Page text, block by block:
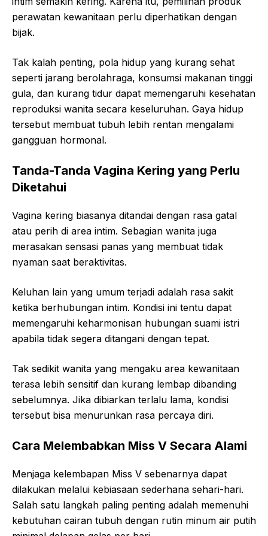
perawatan kewanitaan perlu diperhatikan dengan
bijak.
Tak kalah penting, pola hidup yang kurang sehat
seperti jarang berolahraga, konsumsi makanan tinggi
gula, dan kurang tidur dapat memengaruhi kesehatan
reproduksi wanita secara keseluruhan. Gaya hidup
tersebut membuat tubuh lebih rentan mengalami
gangguan hormonal.
Tanda-Tanda Vagina Kering yang Perlu
Diketahui
Vagina kering biasanya ditandai dengan rasa gatal
atau perih di area intim. Sebagian wanita juga
merasakan sensasi panas yang membuat tidak
nyaman saat beraktivitas.
Keluhan lain yang umum terjadi adalah rasa sakit
ketika berhubungan intim. Kondisi ini tentu dapat
memengaruhi keharmonisan hubungan suami istri
apabila tidak segera ditangani dengan tepat.
Tak sedikit wanita yang mengaku area kewanitaan
terasa lebih sensitif dan kurang lembap dibanding
sebelumnya. Jika dibiarkan terlalu lama, kondisi
tersebut bisa menurunkan rasa percaya diri.
Cara Melembabkan Miss V Secara Alami
Menjaga kelembapan Miss V sebenarnya dapat
dilakukan melalui kebiasaan sederhana sehari-hari.
Salah satu langkah paling penting adalah memenuhi
kebutuhan cairan tubuh dengan rutin minum air putih